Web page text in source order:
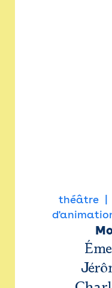
théâtre